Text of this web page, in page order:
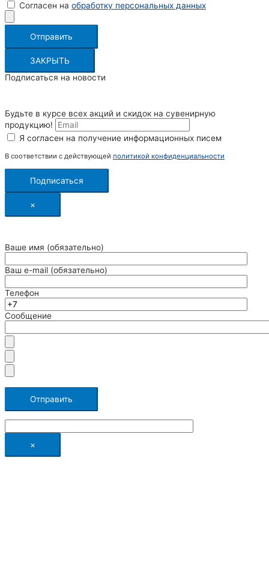
Согласен на обработку персональных данных
Отправить
ЗАКРЫТЬ
Подписаться на новости
Будьте в курсе всех акций и скидок на сувенирную
продукцию!
Я согласен на получение информационных писем
В соответствии с действующей политикой конфиденциальности
Подписаться
×
Ваше имя (обязательно)
Ваш e-mail (обязательно)
Телефон
Сообщение
×